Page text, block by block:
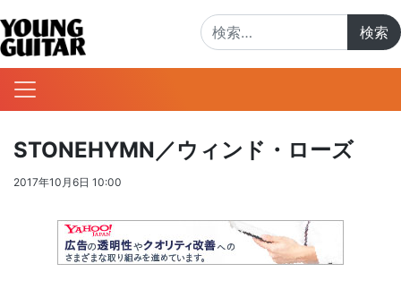
STONEHYMN／ウィンド・ローズ
2017年10月6日 10:00